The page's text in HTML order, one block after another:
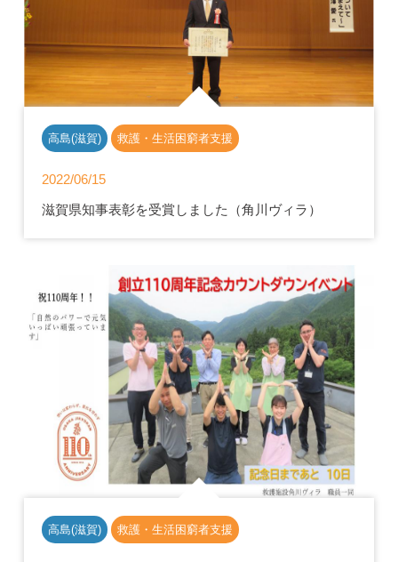
高島(滋賀) 救護・生活困窮者支援
2022/06/15
滋賀県知事表彰を受賞しました（角川ヴィラ）
高島(滋賀) 救護・生活困窮者支援